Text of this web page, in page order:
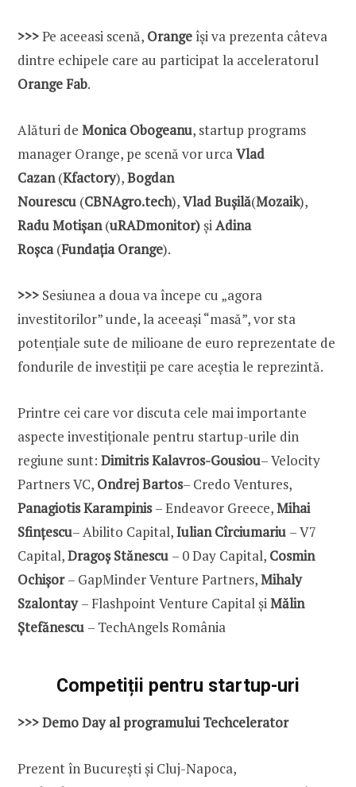
>>>Pe aceeasi scenă, Orangeîși va prezenta câteva
dintre echipele care au participat la acceleratorul
Orange Fab.
Alături de Monica Obogeanu, startup programs
manager Orange, pe scenă vor urcaVlad
Cazan(Kfactory),Bogdan
Nourescu (CBNAgro.tech),Vlad Bușilă(Mozaik),
Radu Motișan(uRADmonitor)șiAdina
Roșca(Fundația Orange).
>>> Sesiunea a doua va începe cu „agora
investitorilor” unde, la aceeași “masă”, vor sta
potențiale sute de milioane de euro reprezentate de
fondurile de investiții pe care aceștia le reprezintă.
Printre cei care vor discuta cele mai importante
aspecte investiționale pentru startup-urile din
regiune sunt: Dimitris Kalavros-Gousiou– Velocity
Partners VC, Ondrej Bartos– Credo Ventures,
Panagiotis Karampinis– Endeavor Greece,Mihai
Sfințescu– Abilito Capital,Iulian Cîrciumariu – V7
Capital,Dragoș Stănescu – 0 Day Capital, Cosmin
Ochișor– GapMinder Venture Partners,Mihaly
Szalontay– Flashpoint Venture Capital șiMălin
Ștefănescu – TechAngels România
Competiții pentru startup-uri
>>>Demo Day al programului Techcelerator
Prezent în București și Cluj-Napoca,